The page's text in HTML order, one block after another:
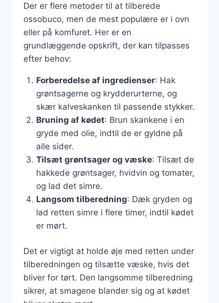
Der er flere metoder til at tilberede
ossobuco, men de mest populære er i ovn
eller på komfuret. Her er en
grundlæggende opskrift, der kan tilpasses
efter behov:
Forberedelse af ingredienser: Hak
grøntsagerne og krydderurterne, og
skær kalveskanken til passende stykker.
Bruning af kødet: Brun skankene i en
gryde med olie, indtil de er gyldne på
alle sider.
Tilsæt grøntsager og væske: Tilsæt de
hakkede grøntsager, hvidvin og tomater,
og lad det simre.
Langsom tilberedning: Dæk gryden og
lad retten simre i flere timer, indtil kødet
er mørt.
Det er vigtigt at holde øje med retten under
tilberedningen og tilsætte væske, hvis det
bliver for tørt. Den langsomme tilberedning
sikrer, at smagene blander sig og at kødet